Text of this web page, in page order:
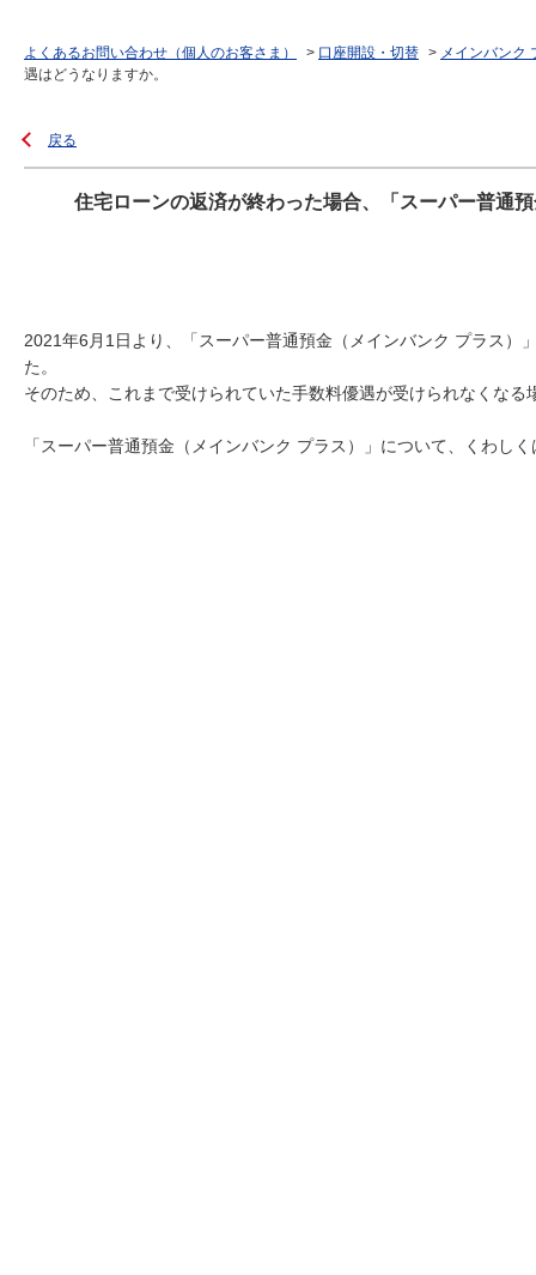
よくあるお問い合わせ（個人のお客さま） > 口座開設・切替 > メインバンク
遇はどうなりますか。
戻る
住宅ローンの返済が終わった場合、「スーパー普通
2021年6月1日より、「スーパー普通預金（メインバンク プラス
た。
そのため、これまで受けられていた手数料優遇が受けられなくな
「スーパー普通預金（メインバンク プラス）」について、くわしく